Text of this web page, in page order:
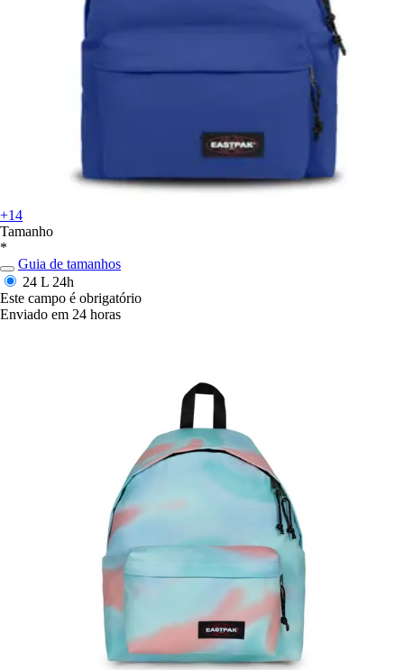
+14
Tamanho
*
Guia de tamanhos
24 L 24h
Este campo é obrigatório
Enviado em 24 horas